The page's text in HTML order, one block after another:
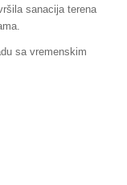
sanacija terena
sa vremenskim